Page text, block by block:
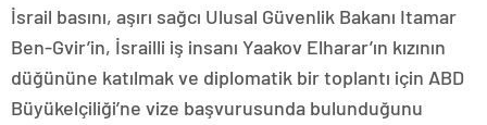
İsrail basını, aşırı sağcı Ulusal Güvenlik Bakanı Itamar
Ben-Gvir’in, İsrailli iş insanı Yaakov Elharar’ın kızının
düğününe katılmak ve diplomatik bir toplantı için ABD
Büyükelçiliği’ne vize başvurusunda bulunduğunu